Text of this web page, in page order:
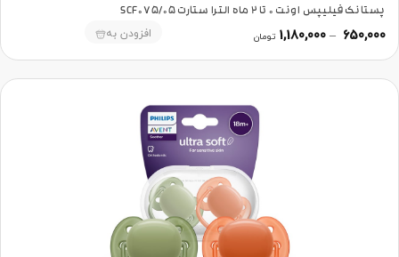
پستانک فیلیپس اونت 0 تا 2 ماه الترا ستارت SCF075/05
650,000
–
1,180,000 تومان افزودن به